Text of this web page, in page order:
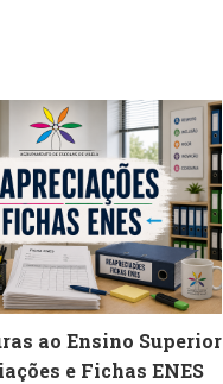
ao Ensino Superior
e Fichas ENES